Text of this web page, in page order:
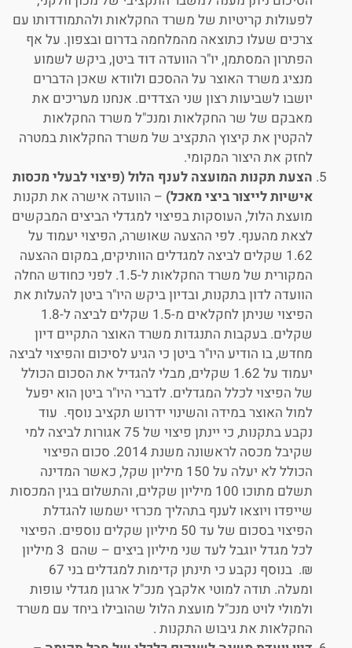
לפעולות קריטיות של משרד החקלאות ולהתמודדותו עם
צרכים שעלו כתוצאה מהמלחמה בדרום ובצפון. על אף
הפתרון המסתמן, יו"ר הוועדה דוד ביטן, ביקש לשמוע
מנציג משרד האוצר על ההסכם ולוודא שאכן הדברים
יושבו לשביעות רצון שני הצדדים. אנחנו מעריכים את
מאבקם של שר החקלאות ומנכ"ל משרד החקלאות
להקטין את קיצוץ התקציב של משרד החקלאות במטרה
לחזק את היצור המקומי.
הצעת תקנות המועצה לענף הלול (פיצוי לבעלי מכסות
אישיות לייצור ביצי מאכל) – הוועדה אישרה את תקנות
מועצת הלול, העוסקות בפיצוי למגדלי הביצים המבקשים
לצאת מהענף. לפי ההצעה שאושרה, הפיצוי יעמוד על
1.62 שקלים לביצה למגדלים הוותיקים, במקום ההצעה
המקורית של משרד החקלאות ל-1.5. לפני כחודש החלה
הוועדה לדון בתקנות, ובדיון ביקש היו"ר ביטן להעלות את
הפיצוי שניתן לחקלאים מ-1.5 שקלים לביצה ל-1.8
שקלים. בעקבות התנגדות משרד האוצר התקיים דיון
מחדש, בו הודיע היו"ר ביטן כי הגיע לסיכום והפיצוי לביצה
יעמוד על 1.62 שקלים, מבלי להגדיל את הסכום הכולל
של הפיצוי לכלל המגדלים. לדברי היו"ר ביטן הוא יפעל
למול האוצר במידה והשינוי ידרוש תקציב נוסף. עוד
נקבע בתקנות, כי יינתן פיצוי של 75 אגורות לביצה למי
שקיבל מכסה לראשונה משנת 2014. סכום הפיצוי
הכולל לא יעלה על 150 מיליון שקל, כאשר המדינה
תשלם מתוכו 100 מיליון שקלים, והתשלום בגין המכסות
שייפדו ויוצאו לענף בתהליך מכרזי ישמשו להגדלת
הפיצוי בסכום של עד 50 מיליון שקלים נוספים. הפיצוי
לכל מגדל יוגבל לעד שני מיליון ביצים – שהם 3 מיליון
₪. בנוסף נקבע כי תינתן קדימות למגדלים בני 67
ומעלה. תודה למוטי אלקבץ מנכ"ל ארגון מגדלי עופות
ולמולי לויט מנכ"ל מועצת הלול שהובילו ביחד עם משרד
החקלאות את גיבוש התקנות .